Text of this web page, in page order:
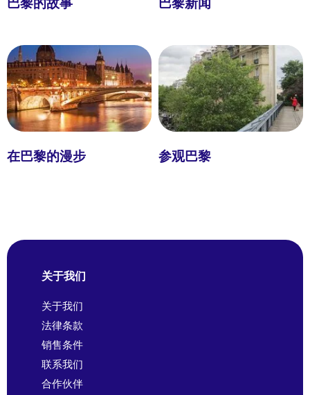
巴黎的故事 巴黎新闻
在巴黎的漫步 参观巴黎
关于我们
关于我们
法律条款
销售条件
联系我们
合作伙伴